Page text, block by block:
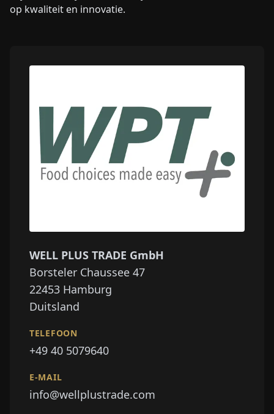
op kwaliteit en innovatie.
WELL PLUS TRADE GmbH
Borsteler Chaussee 47
22453 Hamburg
Duitsland
TELEFOON
+49 40 5079640
E-MAIL
info@wellplustrade.com